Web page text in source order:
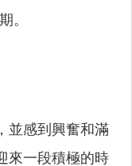
。
並感到興奮和滿
來一段積極的時